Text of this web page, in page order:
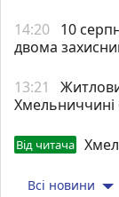
14:20 10
двома
13:21
Від читача
Всі новини